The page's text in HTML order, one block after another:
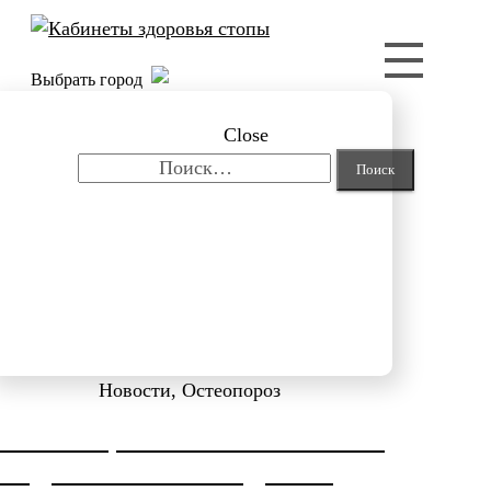
Выбрать город
Close
Новости, Остеопороз